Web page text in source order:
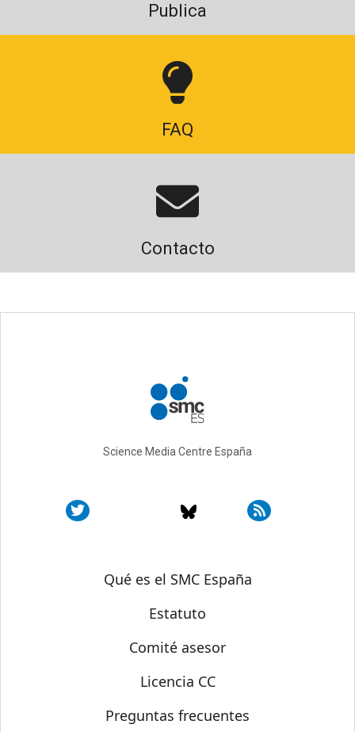
Publica
FAQ
Contacto
Science Media Centre España
Sobre SMC España
Qué es el SMC España
Estatuto
Comité asesor
Licencia CC
Preguntas frecuentes